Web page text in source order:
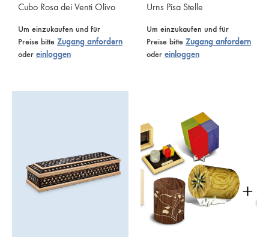
Cubo Rosa dei Venti Olivo
Um einzukaufen und für
Preise bitte Zugang anfordern
oder einloggen
Urns Pisa Stelle
Um einzukaufen und für
Preise bitte Zugang anfordern
oder einloggen